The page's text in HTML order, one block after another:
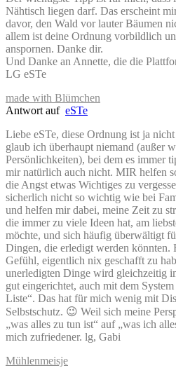
Nähtisch liegen darf. Das erscheint
davor, den Wald vor lauter Bäumen
allem ist deine Ordnung vorbildlich
anspornen. Danke dir.
Und Danke an Annette, die die
LG eSTe
made with Blümchen
Antwort auf eSTe
Liebe eSTe, diese Ordnung ist ja
glaub ich überhaupt niemand (außer
Persönlichkeiten), bei dem es immer
mir natürlich auch nicht. MIR helfen
die Angst etwas Wichtiges zu
sicherlich nicht so wichtig wie bei
und helfen mir dabei, meine Zeit zu
die immer zu viele Ideen hat, am
möchte, und sich häufig überwältigt
Dingen, die erledigt werden könnten.
Gefühl, eigentlich nix geschafft zu
unerledigten Dinge wird gleichzeitig
gut eingerichtet, auch mit dem
Liste“. Das hat für mich wenig mit
Selbstschutz. 😉 Weil sich meine
„was alles zu tun ist“ auf „was ich
mich zufriedener. lg, Gabi
Mühlenmeisje